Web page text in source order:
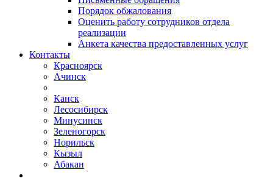
Порядок обжалования
Оценить работу сотрудников отдела
реализации
Анкета качества предоставленных услуг
Контакты
Красноярск
Ачинск
Канск
Лесосибирск
Минусинск
Зеленогорск
Норильск
Кызыл
Абакан